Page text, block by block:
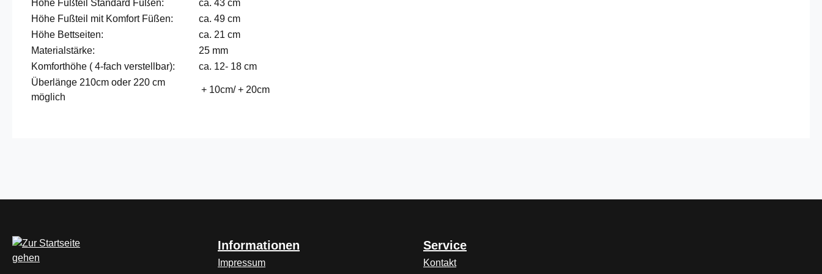
Höhe Fußteil Standard Füßen:
ca. 43 cm
Höhe Fußteil mit Komfort Füßen:
ca. 49 cm
Höhe Bettseiten:
ca. 21 cm
Materialstärke:
25 mm
Komforthöhe ( 4-fach verstellbar):
ca. 12- 18 cm
Überlänge 210cm oder 220 cm
möglich
+ 10cm/ + 20cm
Informationen
Impressum
Service
Kontakt